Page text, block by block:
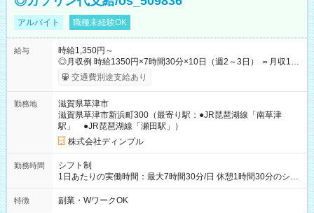
アルバイト 職種未経験OK
給与
時給1,350円～
◎月収例 時給1350円×7時間30分×10日（週2～3日） ＝月収10
万円以上可＋交通費 ※勤務日数は一例です 【試用期間】試用期
間あり 試用期間の長さ：3ヶ月 雇用形態、給与は本採用時と同
交通費別途支給あり
勤務地
滋賀県草津市
滋賀県草津市新浜町300（最寄り駅：●JR琵琶湖線「南草津
駅」 ●JR琵琶湖線「瀬田駅」）
株式会社ディンプル
勤務時間
シフト制
1日あたりの実働時間：最大7時間30分/日 休憩1時間30分のシフ
ト制 ＜シフト例＞ 9：20～18：20 10：20～19：20 11：20～
20：20 12：30～21：30 ＜残業ほぼなし♪＞ 残業はあっても月1
特徴 副業・WワークOK